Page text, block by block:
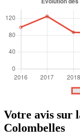
Votre avis sur
Colombelles